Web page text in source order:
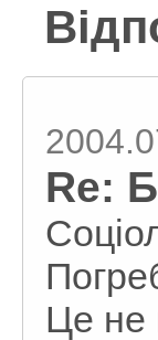
Re:
Це не